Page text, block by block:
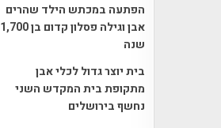
הפתעה במכתש הילד שהרים
אבן וגילה פסלון קדום בן 1,700
שנה
בית יוצר גדול לכלי אבן
מתקופת בית המקדש השני
נחשף בירושלים